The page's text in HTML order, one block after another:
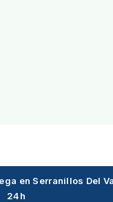
en Serranillos Del
24h